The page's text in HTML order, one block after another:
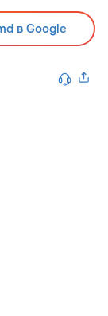
в Google